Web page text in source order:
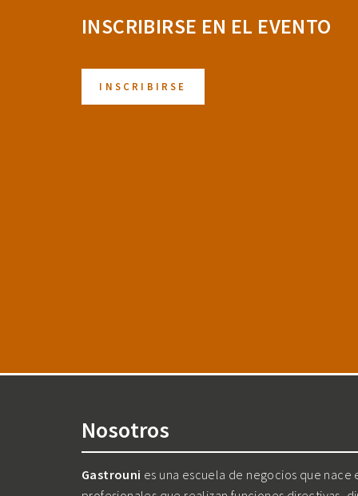
INSCRIBIRSE EN EL EVENTO
INSCRIBIRSE
Nosotros
Gastrouni es una escuela de negocios que